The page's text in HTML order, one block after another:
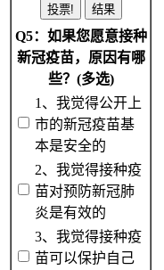
Q5：如果您愿意接种
新冠疫苗，原因有哪
些？(多选)
1、我觉得公开上
市的新冠疫苗基
本是安全的
2、我觉得接种疫
苗对预防新冠肺
炎是有效的
3、我觉得接种疫
苗可以保护自己